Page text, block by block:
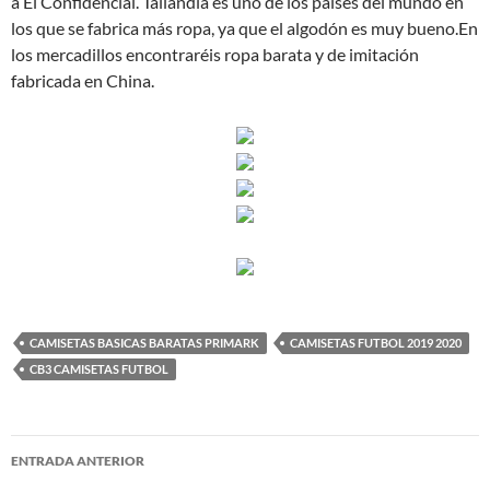
los que se fabrica más ropa, ya que el algodón es muy bueno.En
los mercadillos encontraréis ropa barata y de imitación
fabricada en China.
CAMISETAS BASICAS BARATAS PRIMARK
CAMISETAS FUTBOL 2019 2020
CB3 CAMISETAS FUTBOL
Navegación
ENTRADA ANTERIOR